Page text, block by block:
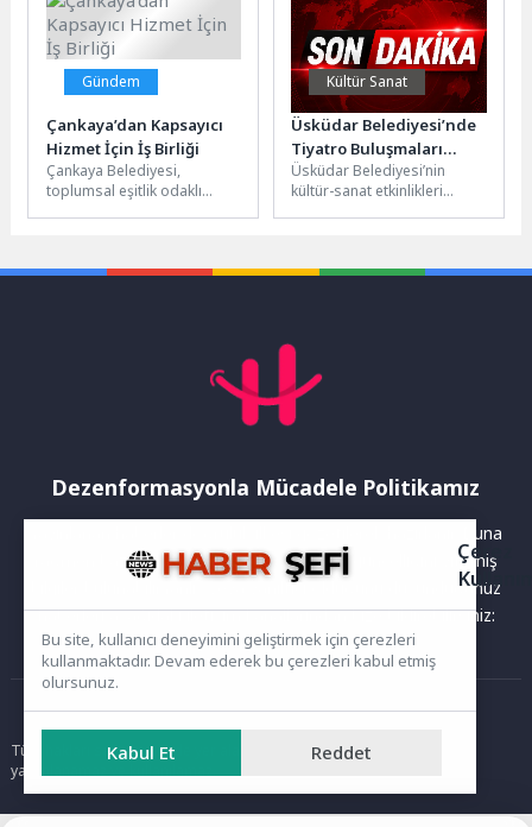
Gündem
Çankaya’dan Kapsayıcı
Hizmet İçin İş Birliği
Çankaya Belediyesi,
toplumsal eşitlik odaklı
Kültür Sanat
Üsküdar Belediyesi’nde
Tiyatro Buluşmaları
Devam Ediyor
Üsküdar Belediyesi’nin
kültür-sanat etkinlikleri
önemli isimlerinden Prof....
Dezenformasyonla Mücadele Politikamız
Yayınlanan haberler doğruluk ilkesi gözetilerek hazırlanır. Buna
rağmen bazı içeriklerde eksik, hatalı veya güncelliğini yitirmiş
bilgiler bulunabilir.Yanlış veya yanıltıcı olduğunu düşündüğünüz
haberleri aşağıdaki iletişim kanallarından bize bildirebilirsiniz:
Ana Sayfa
Tüm hakları saklıdır. Sitede yer alan içerikler izinsiz kopyalanamaz,
yayımlanamaz ve kullanılamaz.
Çerez
Bu site, kullanıcı deneyimini geliştirmek için çerezleri
kullanmaktadır. Devam ederek bu çerezleri kabul etmiş
olursunuz.
Kabul Et Reddet